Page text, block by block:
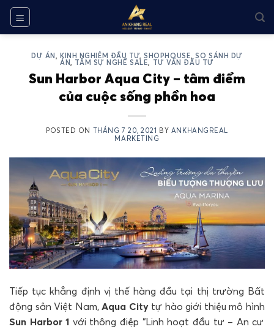
Skip
content
DỰ ÁN , KINH NGHIỆM ĐẦU TƯ,SHOPHOUSE,SO SÁNH DỰ
ÁN, TÂM SỰ NGHỀ SALE, TƯ VẤN ĐẦU TƯ
Sun Harbor Aqua City – tâm điểm
của cuộc sống phồn hoa
POSTED ON THÁNG 7 20, 2021 BY ANKHANGREAL
MARKETING
Tiếp tục khẳng định vị thế hàng đầu tại thị trường Bất
động sản Việt Nam,Aqua Citytự hào giới thiệu mô hình
Sun Harbor 1 với thông điệp “Linh hoạt đầu tư – An cư